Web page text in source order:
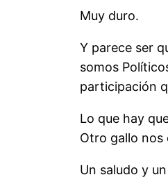
Muy duro.
Y parece ser
somos
participación
Lo que hay
Otro gallo nos
Un saludo y